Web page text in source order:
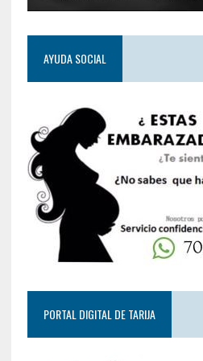
AYUDA SOCIAL
PORTAL DIGITAL DE TARIJA